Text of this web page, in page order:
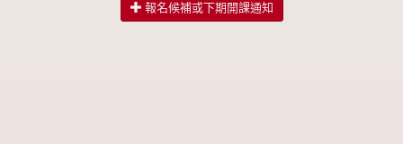
報名候補或下期開課通知